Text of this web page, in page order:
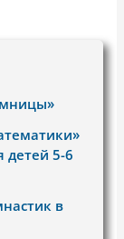
детей 5-6
в